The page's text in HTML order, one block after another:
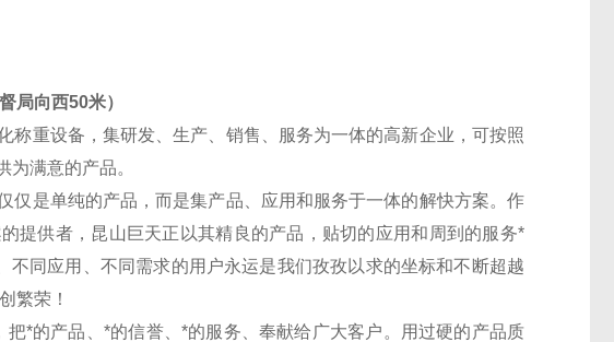
局向西50米）
称重设备，集研发、生产、销售、服务为一体的高新企业，可按照
满意的产品。
仅是单纯的产品，而是集产品、应用和服务于一体的解快方案。作
提供者，昆山巨天正以其精良的产品，贴切的应用和周到的服务*
同应用、不同需求的用户永运是我们孜孜以求的坐标和不断超越
繁荣！
*的产品、*的信誉、*的服务、奉献给广大客户。用过硬的产品质